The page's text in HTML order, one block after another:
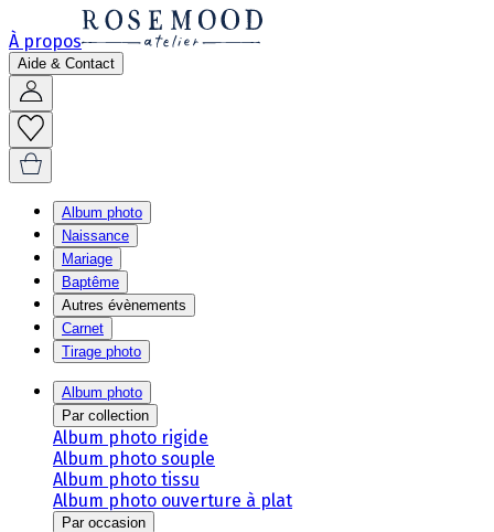
À propos
Aide & Contact
Album photo
Naissance
Mariage
Baptême
Autres évènements
Carnet
Tirage photo
Album photo
Par collection
Album photo rigide
Album photo souple
Album photo tissu
Album photo ouverture à plat
Par occasion